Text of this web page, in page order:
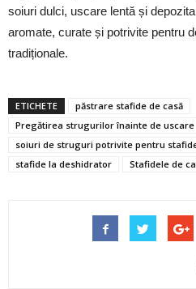
soiuri dulci, uscare lentă și
aromate, curate și potrivite pentru
tradiționale.
ETICHETE
păstrare stafide de casă
Pregătirea strugurilor înainte de uscare
soiuri de struguri potrivite pentru
stafide la deshidrator
Stafidele de